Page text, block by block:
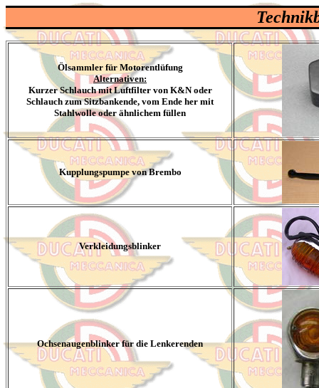
Ölsammler für Motorentlüfung
Alternativen:
Kurzer Schlauch mit Luftfilter von K&N oder
Schlauch zum Sitzbankende, vom Ende her mit
Stahlwolle oder ähnlichem füllen
Kupplungspumpe von Brembo
Verkleidungsblinker
Ochsenaugenblinker für die Lenkerenden